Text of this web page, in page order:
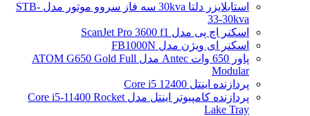
استابلایزر دلتا 30kva سه فاز سروو موتور مدل STB-
33-30kva
اسکنر اچ پی مدل ScanJet Pro 3600 f1
اسکنر ای ویژن مدل FB1000N
پاور 650 وات Antec مدل ATOM G650 Gold Full
Modular
پردازنده اینتل Core i5 12400
پردازنده کامپیوتر اینتل مدل Core i5-11400 Rocket
Lake Tray